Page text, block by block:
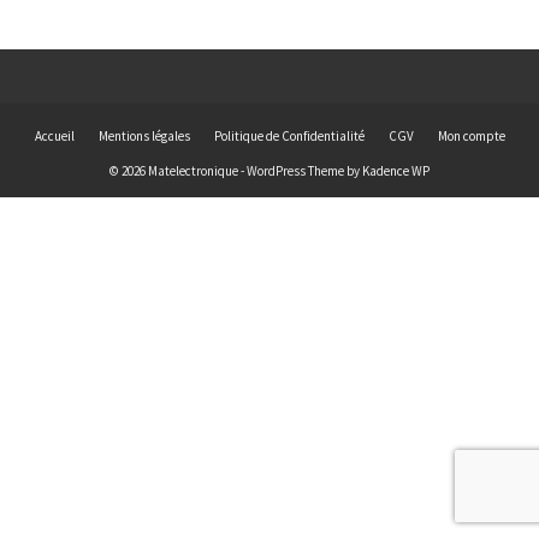
Accueil Mentions légales Politique de Confidentialité CGV Mon compte
© 2026 Matelectronique - WordPress Theme by Kadence WP